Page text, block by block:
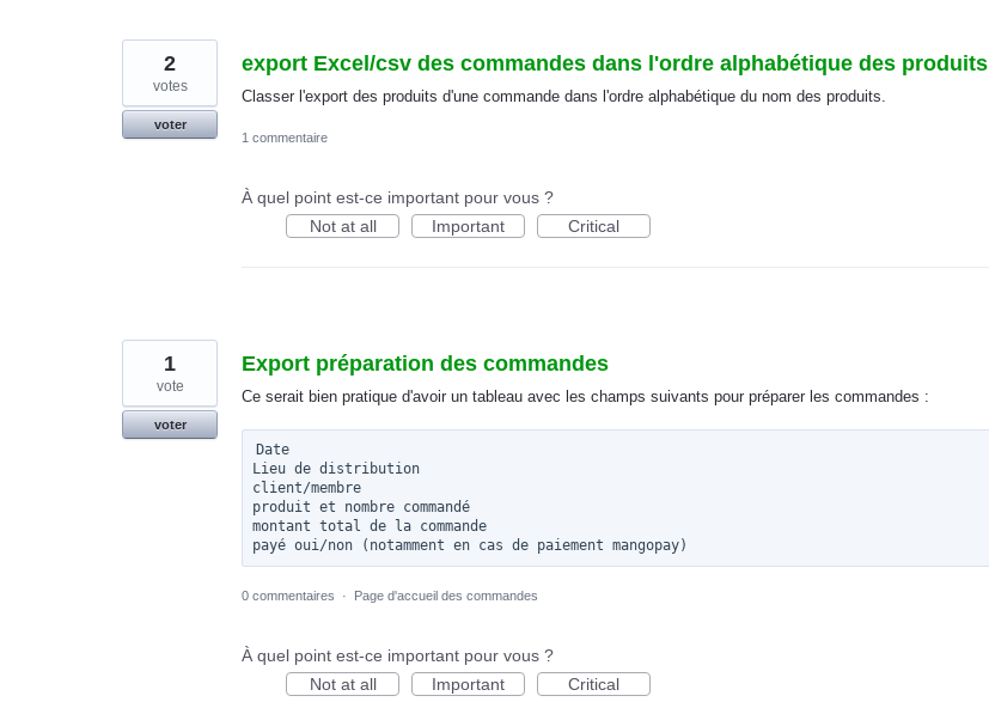
export Excel/csv des commandes dans l'ordre alphabétique des produits
Classer l'export des produits d'une commande dans l'ordre alphabétique du nom des produits.
2
votes
voter
1 commentaire
À quel point est-ce important pour vous ?
Not at all
Important Critical
Export préparation des commandes
Ce serait bien pratique d'avoir un tableau avec les champs suivants pour préparer les commandes :
Date
Lieu de distribution
client/membre
produit et nombre commandé
montant total de la commande
1
vote
voter
0 commentaires · Page d'accueil des commandes
À quel point est-ce important pour vous ?
Not at all
Important Critical